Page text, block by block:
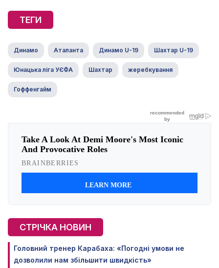
ТЕГИ
Динамо Аталанта Динамо U-19 Шахтар U-19
Юнацька ліга УЄФА Шахтар жеребкування
Гоффенгайм
СТРІЧКА НОВИН
Головний тренер Карабаха: «Погодні умови не
дозволили нам збільшити швидкість»